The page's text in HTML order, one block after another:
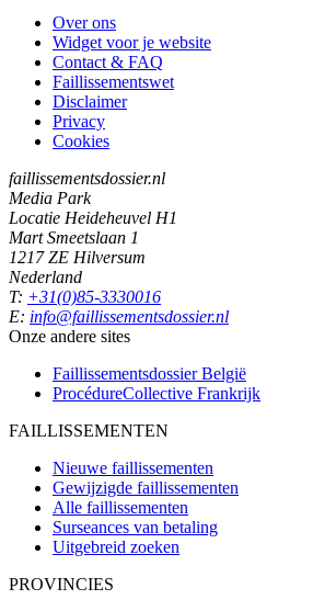
Over ons
Widget voor je website
Contact & FAQ
Faillissementswet
Disclaimer
Privacy
Cookies
faillissementsdossier.nl
Media Park
Locatie Heideheuvel H1
Mart Smeetslaan 1
1217 ZE Hilversum
Nederland
T: +31(0)85-3330016
E: info@faillissementsdossier.nl
Onze andere sites
Faillissementsdossier België
ProcédureCollective Frankrijk
FAILLISSEMENTEN
Nieuwe faillissementen
Gewijzigde faillissementen
Alle faillissementen
Surseances van betaling
Uitgebreid zoeken
PROVINCIES